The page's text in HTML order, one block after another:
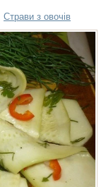
Страви з овочів